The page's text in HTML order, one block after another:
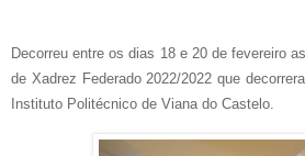
Decorreu entre os dias 18 e 20 de fevereiro
de Xadrez Federado 2022/2022 que
Instituto Politécnico de Viana do Castelo.